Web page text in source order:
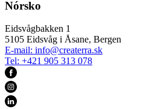
Nórsko
Eidsvågbakken 1
5105 Eidsvåg i Åsane, Bergen
E-mail: info@createrra.sk
Tel: +421 905 313 078